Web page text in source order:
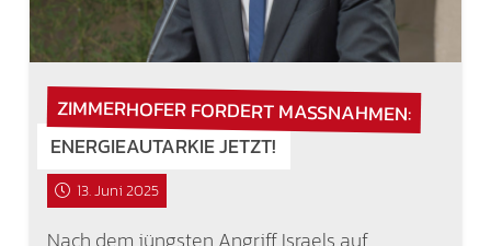
ZIMMERHOFER FORDERT MASSNAHMEN:
ENERGIEAUTARKIE JETZT!
13. Juni 2025
Nach dem jüngsten Angriff Israels auf